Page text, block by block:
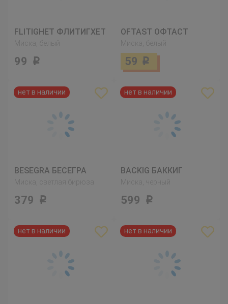
FLITIGHET ФЛИТИГХЕТ
99 Р
OFTAST ОФТАСТ
59 Р
BESEGRA БЕСЕГРА
Миска, светлая бирюза
379 Р
BACKIG БАККИГ
599 Р